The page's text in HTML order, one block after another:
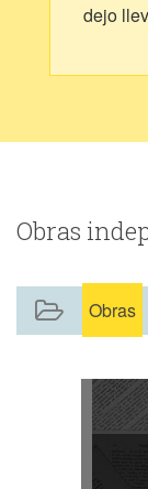
dejo
Obras
Obras